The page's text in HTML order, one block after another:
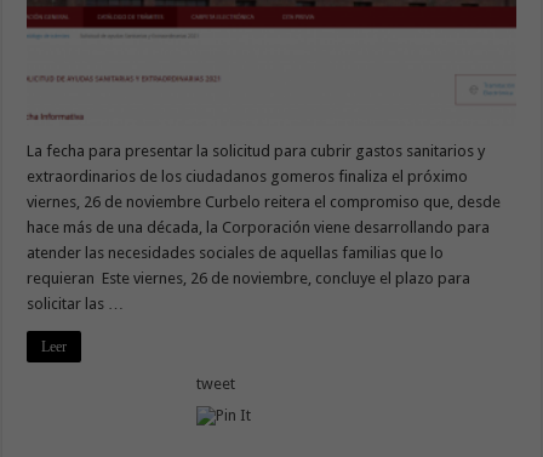
La fecha para presentar la solicitud para cubrir gastos sanitarios y
extraordinarios de los ciudadanos gomeros finaliza el próximo
viernes, 26 de noviembre Curbelo reitera el compromiso que, desde
hace más de una década, la Corporación viene desarrollando para
atender las necesidades sociales de aquellas familias que lo
requieran Este viernes, 26 de noviembre, concluye el plazo para
solicitar las …
Leer
tweet